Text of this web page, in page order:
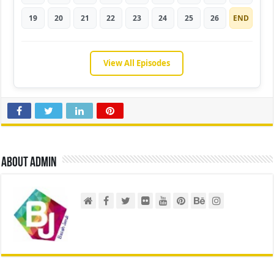
19 20 21 22 23 24 25 26 END
View All Episodes
About admin